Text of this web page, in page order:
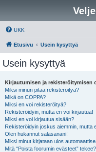
UKK
Etusivu Usein kysyttyä
Usein kysyttyä
Kirjautumisen ja rekisteröitymisen
Miksi minun pitää rekisteröityä?
Mikä on COPPA?
Miksi en voi rekisteröityä?
Rekisteröidyin, mutta en voi kirjautua!
Miksi en voi kirjautua sisään?
Rekisteröidyin joskus aiemmin, mutta
Olen hukannut salasanani!
Miksi minut kirjataan ulos
Mitä “Poista foorumin evästeet” tekee?